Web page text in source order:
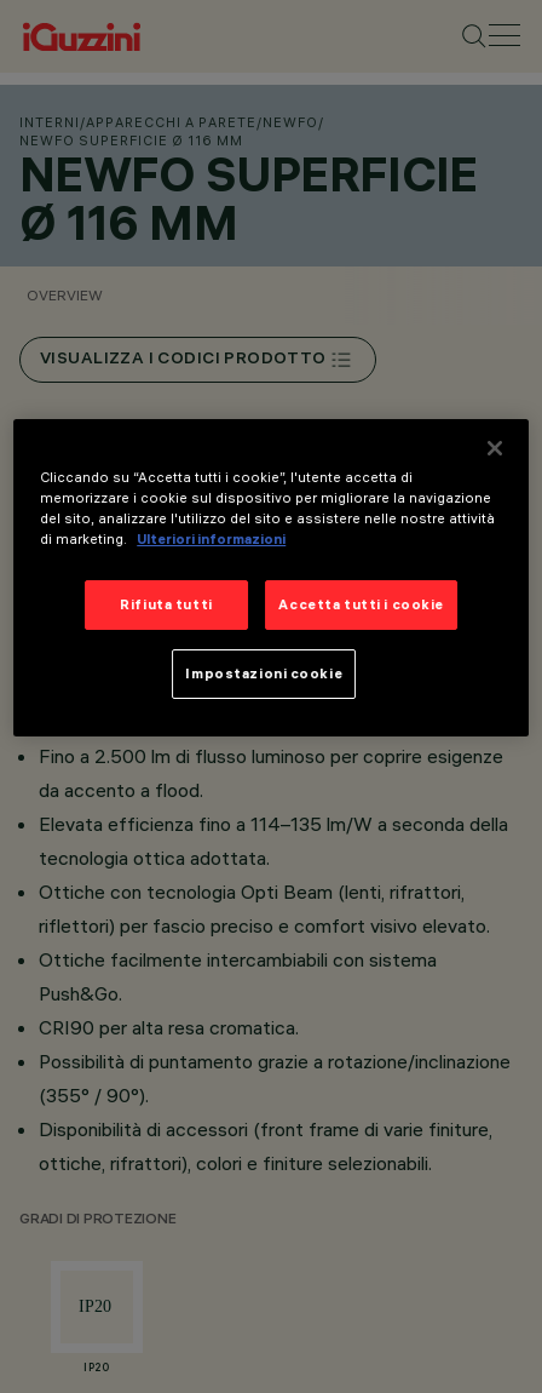
INTERNI /APPARECCHI A PARETE /NEWFO /
NEWFO SUPERFICIE Ø 116 MM
NEWFO SUPERFICIE
Ø 116 MM
OVERVIEW
VISUALIZZA I CODICI PRODOTTO
Versioni Spot monopoint con basetta superficie o
basetta incasso per integrazione discreta in qualsiasi
ambiente.
diverse tipologie di controllo in base alla configurazione.
Ampia scelta di temperature colore: 2700K, 3000K,
Fino a 2.500 lm di flusso luminoso per coprire esigenze
da accento a flood.
Elevata efficienza fino a 114–135 lm/W a seconda della
tecnologia ottica adottata.
Ottiche con tecnologia Opti Beam (lenti, rifrattori,
riflettori) per fascio preciso e comfort visivo elevato.
Ottiche facilmente intercambiabili con sistema
Push&Go.
CRI90 per alta resa cromatica.
Possibilità di puntamento grazie a rotazione/inclinazione
(355° / 90°).
Disponibilità di accessori (front frame di varie finiture,
ottiche, rifrattori), colori e finiture selezionabili.
GRADI DI PROTEZIONE
IP20
Cliccando su “Accetta tutti i cookie”, l'utente accetta di
memorizzare i cookie sul dispositivo per migliorare la navigazione
del sito, analizzare l'utilizzo del sito e assistere nelle nostre attività
di marketing.
Ulteriori informazioni
Rifiuta tutti Accetta tutti i cookie
Impostazioni cookie